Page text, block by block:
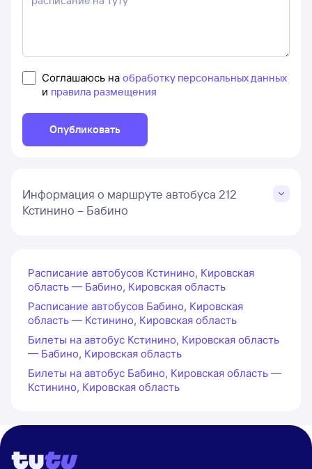
Соглашаюсь на обработку персональных данных
и правила размещения
Опубликовать
Информация о маршруте автобуса 212
Кстинино – Бабино
Расписание автобусов Кстинино, Кировская
область — Бабино, Кировская область
Расписание автобусов Бабино, Кировская
область — Кстинино, Кировская область
Билеты на автобус Кстинино, Кировская область
— Бабино, Кировская область
Билеты на автобус Бабино, Кировская область —
Кстинино, Кировская область